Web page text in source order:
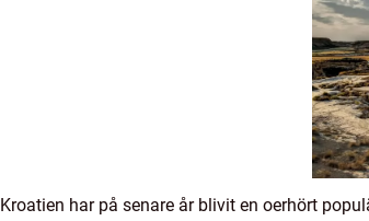
Kroatien har på senare år blivit en oerhört